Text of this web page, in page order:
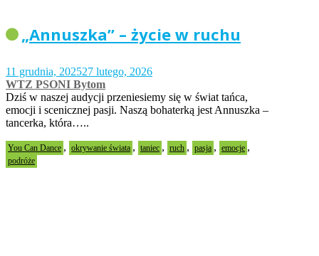
„Annuszka” – życie w ruchu
11 grudnia, 202527 lutego, 2026
WTZ PSONI Bytom
Dziś w naszej audycji przeniesiemy się w świat tańca,
emocji i scenicznej pasji. Naszą bohaterką jest Annuszka –
tancerka, która…..
You Can Dance , okrywanie świata , taniec , ruch , pasja , emocje ,
podróże